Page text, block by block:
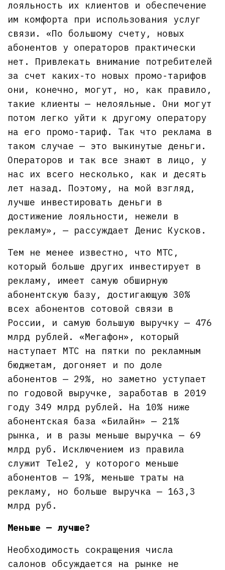
лояльность их клиентов и обеспечение
им комфорта при использования услуг
связи. «По большому счету, новых
абонентов у операторов практически
нет. Привлекать внимание потребителей
за счет каких-то новых промо-тарифов
они, конечно, могут, но, как правило,
такие клиенты — нелояльные. Они могут
потом легко уйти к другому оператору
на его промо-тариф. Так что реклама в
таком случае — это выкинутые деньги.
Операторов и так все знают в лицо, у
нас их всего несколько, как и десять
лет назад. Поэтому, на мой взгляд,
лучше инвестировать деньги в
достижение лояльности, нежели в
рекламу», — рассуждает Денис Кусков.
Тем не менее известно, что МТС,
который больше других инвестирует в
рекламу, имеет самую обширную
абонентскую базу, достигающую 30%
всех абонентов сотовой связи в
России, и самую большую выручку — 476
млрд рублей. «Мегафон», который
наступает МТС на пятки по рекламным
бюджетам, догоняет и по доле
абонентов — 29%, но заметно уступает
по годовой выручке, заработав в 2019
году 349 млрд рублей. На 10% ниже
абонентская база «Билайн» — 21%
рынка, и в разы меньше выручка — 69
млрд руб. Исключением из правила
служит Tele2, у которого меньше
абонентов — 19%, меньше траты на
рекламу, но больше выручка — 163,3
млрд руб.
Меньше — лучше?
Необходимость сокращения числа
салонов обсуждается на рынке не